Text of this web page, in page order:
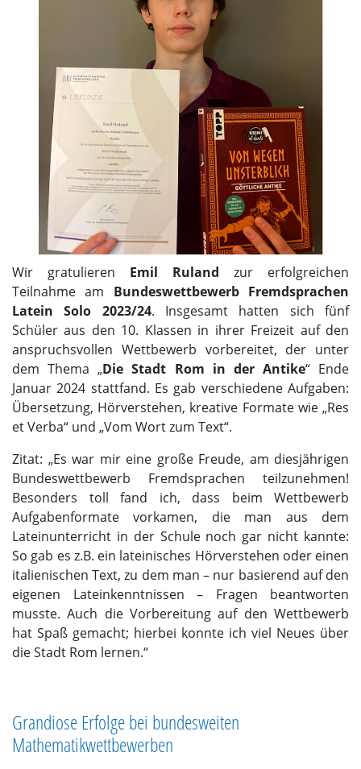
Wir gratulieren Emil Ruland zur erfolgreichen
Teilnahme am Bundeswettbewerb Fremdsprachen
Latein Solo 2023/24. Insgesamt hatten sich fünf
Schüler aus den 10. Klassen in ihrer Freizeit auf den
anspruchsvollen Wettbewerb vorbereitet, der unter
dem Thema „Die Stadt Rom in der Antike“ Ende
Januar 2024 stattfand. Es gab verschiedene Aufgaben:
Übersetzung, Hörverstehen, kreative Formate wie „Res
et Verba“ und „Vom Wort zum Text“.
Zitat: „Es war mir eine große Freude, am diesjährigen
Bundeswettbewerb Fremdsprachen teilzunehmen!
Besonders toll fand ich, dass beim Wettbewerb
Aufgabenformate vorkamen, die man aus dem
Lateinunterricht in der Schule noch gar nicht kannte:
So gab es z.B. ein lateinisches Hörverstehen oder einen
italienischen Text, zu dem man – nur basierend auf den
eigenen Lateinkenntnissen – Fragen beantworten
musste. Auch die Vorbereitung auf den Wettbewerb
hat Spaß gemacht; hierbei konnte ich viel Neues über
die Stadt Rom lernen.“
Grandiose Erfolge bei bundesweiten
Mathematikwettbewerben